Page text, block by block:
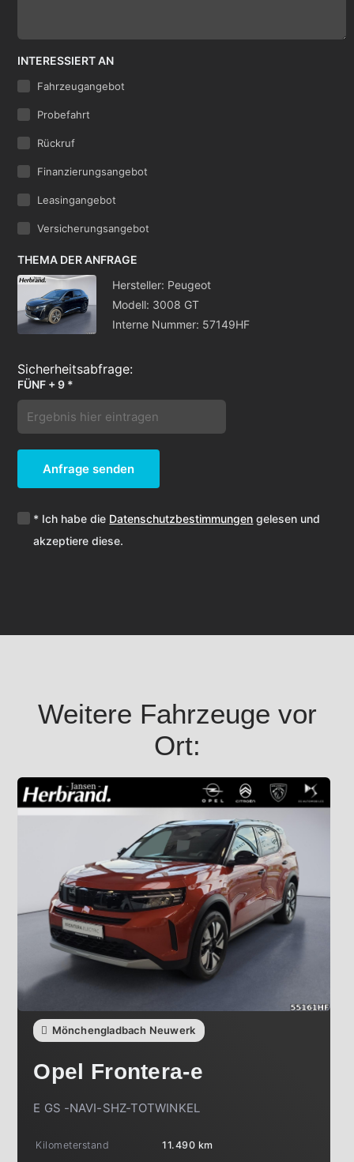
INTERESSIERT AN
Fahrzeugangebot
Probefahrt
Rückruf
Finanzierungsangebot
Leasingangebot
Versicherungsangebot
THEMA DER ANFRAGE
Hersteller: Peugeot
Modell: 3008 GT
Interne Nummer: 57149HF
FÜNF + 9 *
Anfrage senden
* Ich habe die Datenschutzbestimmungen gelesen und
akzeptiere diese.
Weitere Fahrzeuge vor
Ort:
Mönchengladbach Neuwerk
Opel Frontera-e
E GS -NAVI-SHZ-TOTWINKEL
Kilometerstand
11.490 km